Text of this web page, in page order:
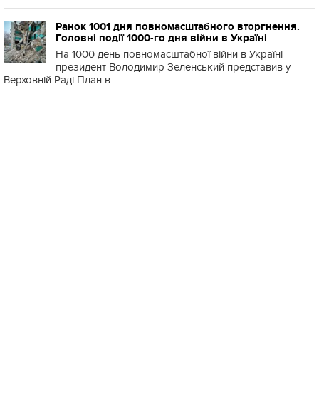
Ранок 1001 дня повномасштабного вторгнення.
Головні події 1000-го дня війни в Україні
На 1000 день повномасштабної війни в Україні
президент Володимир Зеленський представив у
Верховній Раді План в...